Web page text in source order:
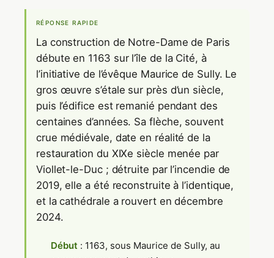
RÉPONSE RAPIDE
La construction de Notre-Dame de Paris
débute en 1163 sur l’île de la Cité, à
l’initiative de l’évêque Maurice de Sully. Le
gros œuvre s’étale sur près d’un siècle,
puis l’édifice est remanié pendant des
centaines d’années. Sa flèche, souvent
crue médiévale, date en réalité de la
restauration du XIXe siècle menée par
Viollet-le-Duc ; détruite par l’incendie de
2019, elle a été reconstruite à l’identique,
et la cathédrale a rouvert en décembre
2024.
Début : 1163, sous Maurice de Sully, au